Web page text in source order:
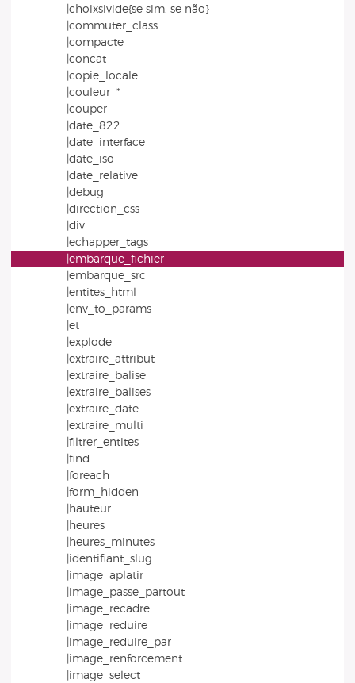
|choixsivide{se sim, se não}
|commuter_class
|compacte
|concat
|copie_locale
|couleur_*
|couper
|date_822
|date_interface
|date_iso
|date_relative
|debug
|direction_css
|div
|echapper_tags
|embarque_fichier
|embarque_src
|entites_html
|env_to_params
|et
|explode
|extraire_attribut
|extraire_balise
|extraire_balises
|extraire_date
|extraire_multi
|filtrer_entites
|find
|foreach
|form_hidden
|hauteur
|heures
|heures_minutes
|identifiant_slug
|image_aplatir
|image_passe_partout
|image_recadre
|image_reduire
|image_reduire_par
|image_renforcement
|image_select